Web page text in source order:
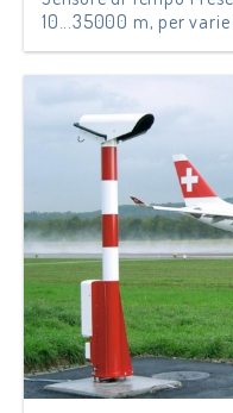
10...35000 m, per